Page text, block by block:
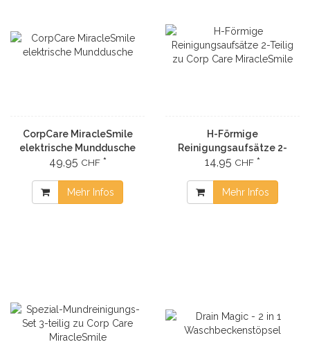
CorpCare MiracleSmile
elektrische Munddusche
49,95 CHF*
Mehr Infos
H-Förmige
Reinigungsaufsätze 2-
Teilig zu Corp Care
14,95 CHF *
Mehr Infos